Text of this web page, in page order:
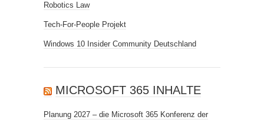
Robotics Law
Tech-For-People Projekt
Windows 10 Insider Community Deutschland
MICROSOFT 365 INHALTE
Planung 2027 – die Microsoft 365 Konferenz der